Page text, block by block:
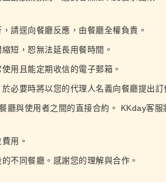
請逕向餐廳反應，由餐廳全權負責。
短，恕無法延長用餐時間。
用且能定期收信的電子郵箱。
必要時將以您的代理人名義向餐廳提出訂
與使用者之間的直接合約。 KKday客服
用。
不同餐廳。感謝您的理解與合作。